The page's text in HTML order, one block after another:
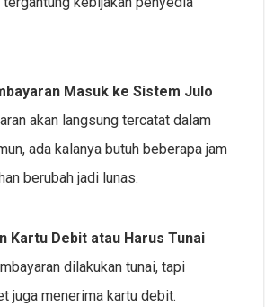
Masuk ke Sistem Julo
akan langsung tercatat dalam
ada kalanya butuh beberapa jam
berubah jadi lunas.
Kartu Debit atau Harus Tunai
dilakukan tunai, tapi
juga menerima kartu debit.